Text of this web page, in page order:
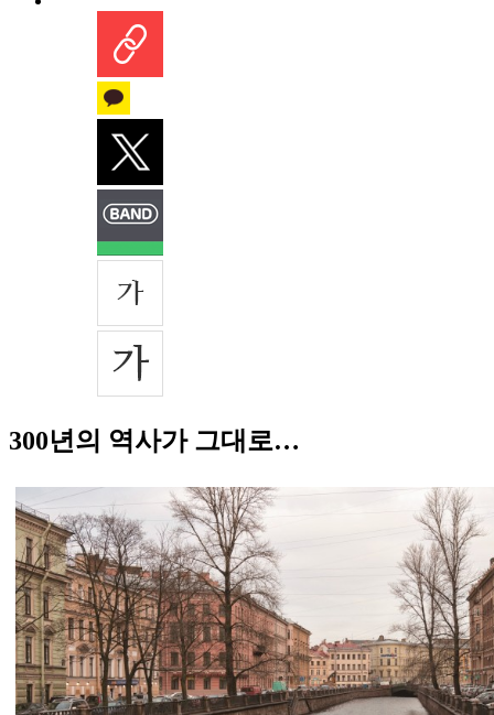
300년의 역사가 그대로…